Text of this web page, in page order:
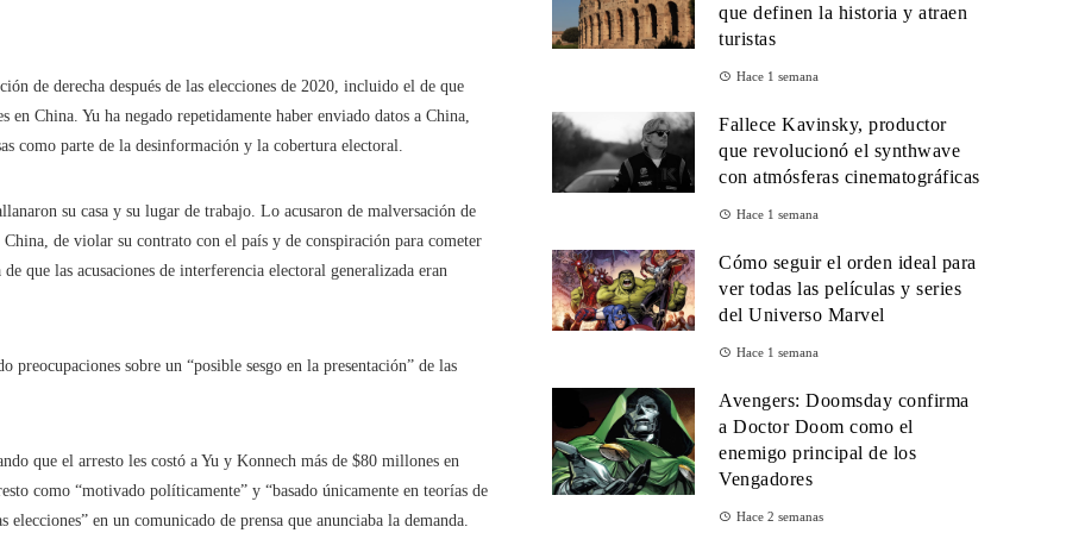
de derecha después de las elecciones de 2020, incluido el de que
China. Yu ha negado repetidamente haber enviado datos a China,
como parte de la desinformación y la cobertura electoral.
su casa y su lugar de trabajo. Lo acusaron de malversación de
de violar su contrato con el país y de conspiración para cometer
que las acusaciones de interferencia electoral generalizada eran
sobre un “posible sesgo en la presentación” de las
que el arresto les costó a Yu y Konnech más de $80 millones en
como “motivado políticamente” y “basado únicamente en teorías de
en un comunicado de prensa que anunciaba la demanda.
que definen la historia y atraen
turistas
Hace 1 semana
Fallece Kavinsky, productor
que revolucionó el synthwave
con atmósferas cinematográficas
Hace 1 semana
Cómo seguir el orden ideal para
ver todas las películas y series
del Universo Marvel
Hace 1 semana
Avengers: Doomsday confirma
a Doctor Doom como el
enemigo principal de los
Vengadores
Hace 2 semanas